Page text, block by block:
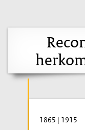
1865 | 1915